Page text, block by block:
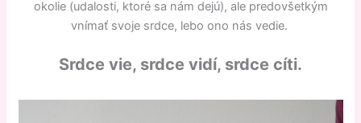
okolie (udalosti, ktoré sa nám dejú), ale predovšetkým
vnímať svoje srdce, lebo ono nás vedie.
Srdce vie, srdce vidí, srdce cíti.